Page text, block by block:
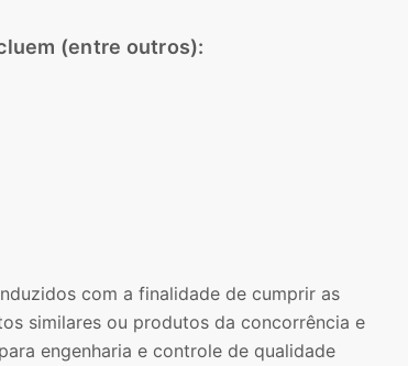
(entre outros):
com a finalidade de cumprir as
similares ou produtos da concorrência e
engenharia e controle de qualidade